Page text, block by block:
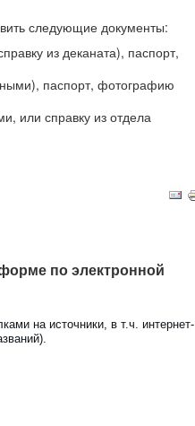
следующие документы:
из деканата), паспорт,
паспорт, фотографию
или справку из отдела
по электронной
на источники, в т.ч. интернет-